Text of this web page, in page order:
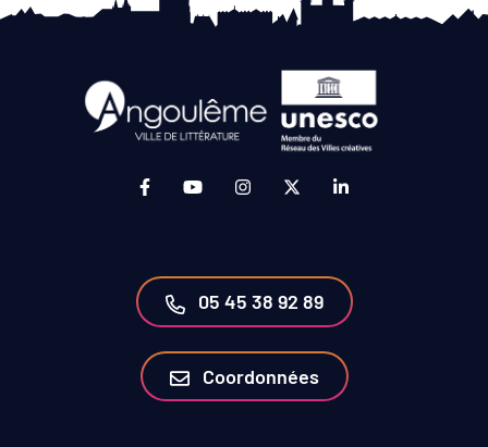
Lien vers le compte Facebook (ouverture
Lien vers la chaîne Youtube
Lien vers le compte
Lien vers le compte
Lien vers le
05 45 38 92 89
Coordonnées